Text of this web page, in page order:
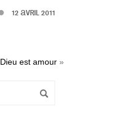
12 AVRIL 2011
Dieu est amour »